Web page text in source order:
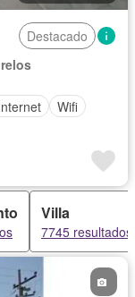
Destacado
Wifi
Villa
7745 resultados